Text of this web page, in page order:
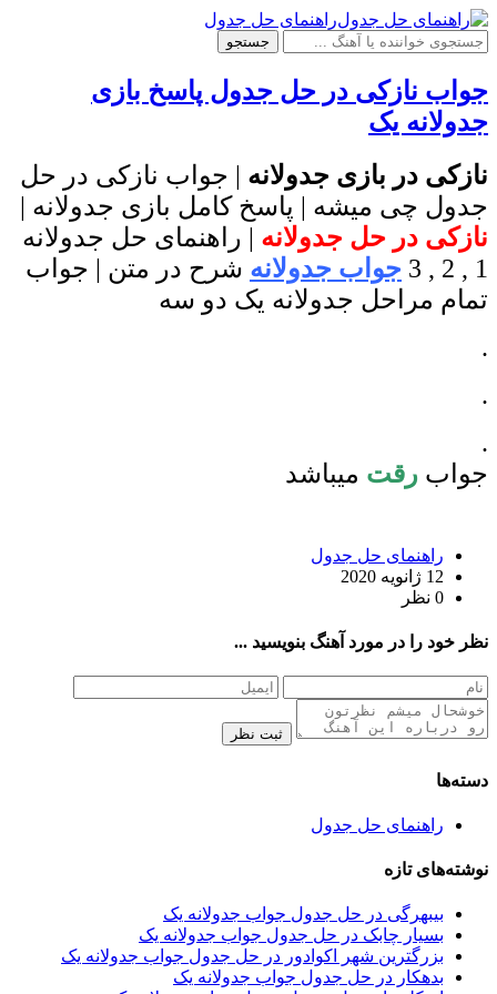
راهنمای حل جدول
جستجو
جواب نازکی در حل جدول پاسخ بازی
جدولانه یک
نازکی در بازی جدولانه | جواب نازکی در حل
جدول چی میشه | پاسخ کامل بازی جدولانه |
نازکی در حل جدولانه | راهنمای حل جدولانه
1 , 2 , 3
جواب جدولانه شرح در متن | جواب
تمام مراحل جدولانه یک دو سه
.
.
.
جواب رقت میباشد
راهنمای حل جدول
12 ژانویه 2020
0 نظر
نظر خود را در مورد آهنگ بنویسید ...
ثبت نظر
دسته‌ها
راهنمای حل جدول
نوشته‌های تازه
بیبهرگی در حل جدول جواب جدولانه یک
بسیار چابک در حل جدول جواب جدولانه یک
بزرگترین شهر اکوادور در حل جدول جواب جدولانه یک
بدهکار در حل جدول جواب جدولانه یک